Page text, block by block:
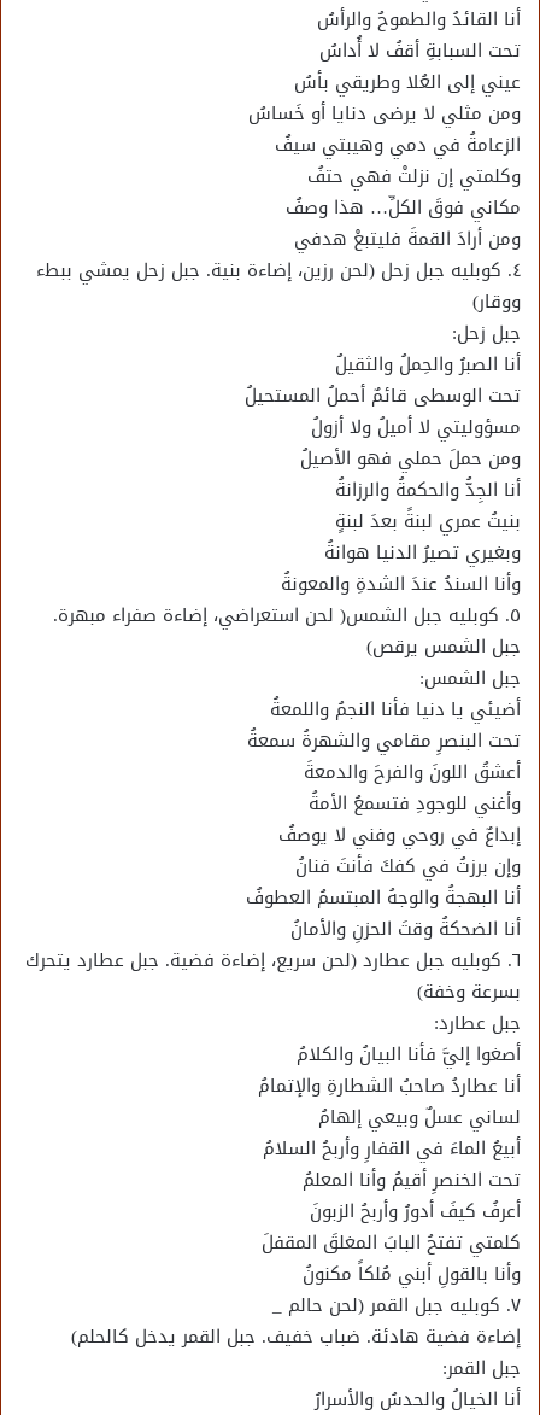
أنا القائدُ والطموحُ والرأسُ
تحت السبابةِ أقفُ لا أُداسُ
عيني إلى العُلا وطريقي بأسُ
ومن مثلي لا يرضى دنايا أو خَساسُ
الزعامةُ في دمي وهيبتي سيفُ
وكلمتي إن نزلتْ فهي حتفُ
مكاني فوقَ الكلِّ… هذا وصفُ
ومن أرادَ القمةَ فليتبعْ هدفي
٤. كوبليه جبل زحل (لحن رزين، إضاءة بنية. جبل زحل يمشي ببطء
ووقار)
جبل زحل:
أنا الصبرُ والحِملُ والثقيلُ
تحت الوسطى قائمٌ أحملُ المستحيلُ
مسؤوليتي لا أميلُ ولا أزولُ
ومن حملَ حملي فهو الأصيلُ
أنا الجِدُّ والحكمةُ والرزانةُ
بنيتُ عمري لبنةً بعدَ لبنةٍ
وبغيري تصيرُ الدنيا هوانةُ
وأنا السندُ عندَ الشدةِ والمعونةُ
٥. كوبليه جبل الشمس( لحن استعراضي، إضاءة صفراء مبهرة.
جبل الشمس يرقص)
جبل الشمس:
أضيئي يا دنيا فأنا النجمُ واللمعةُ
تحت البنصرِ مقامي والشهرةُ سمعةُ
أعشقُ اللونَ والفرحَ والدمعةَ
وأغني للوجودِ فتسمعُ الأمةُ
إبداعٌ في روحي وفني لا يوصفُ
وإن برزتُ في كفكَ فأنتَ فنانُ
أنا البهجةُ والوجهُ المبتسمُ العطوفُ
أنا الضحكةُ وقتَ الحزنِ والأمانُ
٦. كوبليه جبل عطارد (لحن سريع، إضاءة فضية. جبل عطارد يتحرك
بسرعة وخفة)
جبل عطارد:
أصغوا إليَّ فأنا البيانُ والكلامُ
أنا عطاردُ صاحبُ الشطارةِ والإتمامُ
لساني عسلٌ وبيعي إلهامُ
أبيعُ الماءَ في القفارِ وأربحُ السلامُ
تحت الخنصرِ أقيمُ وأنا المعلمُ
أعرفُ كيفَ أدورُ وأربحُ الزبونَ
كلمتي تفتحُ البابَ المغلقَ المقفلَ
وأنا بالقولِ أبني مُلكاً مكنونُ
٧. كوبليه جبل القمر (لحن حالم _
إضاءة فضية هادئة. ضباب خفيف. جبل القمر يدخل كالحلم)
جبل القمر:
أنا الخيالُ والحدسُ والأسرارُ